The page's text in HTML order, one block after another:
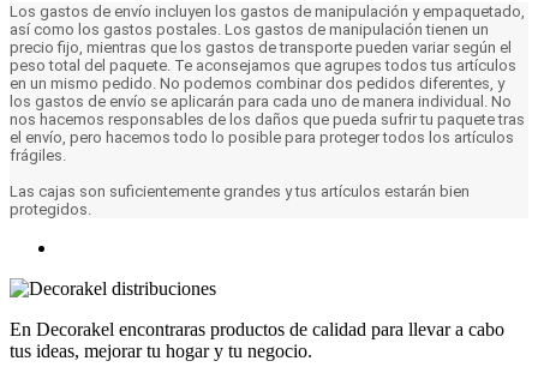
Los gastos de envío incluyen los gastos de manipulación y empaquetado,
así como los gastos postales. Los gastos de manipulación tienen un
precio fijo, mientras que los gastos de transporte pueden variar según el
peso total del paquete. Te aconsejamos que agrupes todos tus artículos
en un mismo pedido. No podemos combinar dos pedidos diferentes, y
los gastos de envío se aplicarán para cada uno de manera individual. No
nos hacemos responsables de los daños que pueda sufrir tu paquete tras
el envío, pero hacemos todo lo posible para proteger todos los artículos
frágiles.
Las cajas son suficientemente grandes y tus artículos estarán bien
protegidos.
En Decorakel encontraras productos de calidad para llevar a cabo
tus ideas, mejorar tu hogar y tu negocio.